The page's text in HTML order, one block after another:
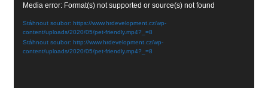
Media error: Format(s) not supported or source(s) not found
Stáhnout soubor: https://www.hrdevelopment.cz/wp-
content/uploads/2020/05/pet-friendly.mp4?_=8
Stáhnout soubor: http://www.hrdevelopment.cz/wp-
content/uploads/2020/05/pet-friendly.mp4?_=8